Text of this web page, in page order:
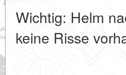
Wichtig: Helm
keine Risse